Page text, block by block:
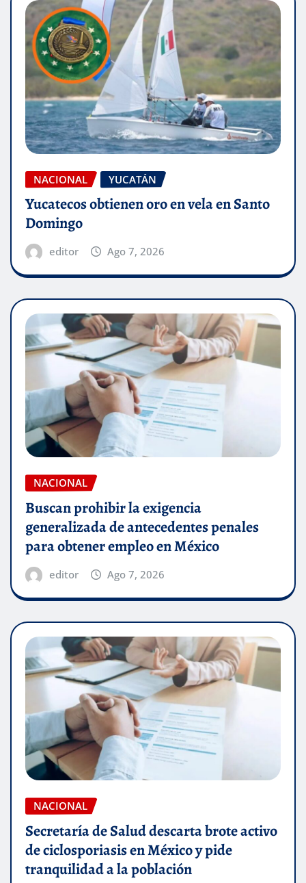
NACIONAL YUCATÁN
Yucatecos obtienen oro en vela en Santo
Domingo
editor Ago 7, 2026
NACIONAL
Buscan prohibir la exigencia
generalizada de antecedentes penales
para obtener empleo en México
editor Ago 7, 2026
NACIONAL
Secretaría de Salud descarta brote activo
de ciclosporiasis en México y pide
tranquilidad a la población